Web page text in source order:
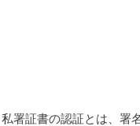
私署証書の認証とは、署